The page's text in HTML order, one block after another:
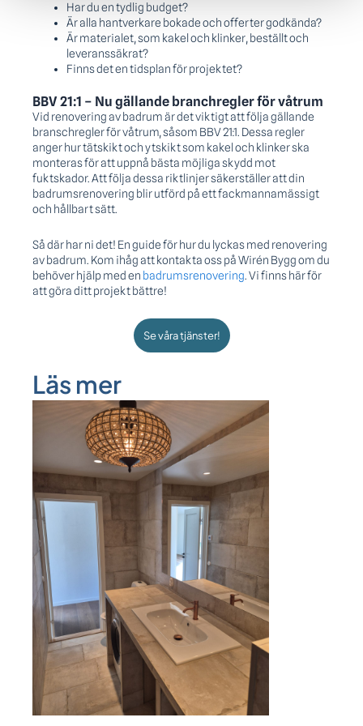
Läs mer
Har du en tydlig budget?
Är alla hantverkare bokade och offerter godkända?
Är materialet, som kakel och klinker, beställt och
leveranssäkrat?
Finns det en tidsplan för projektet?
BBV 21:1 – Nu gällande branchregler för våtrum
Vid renovering av badrum är det viktigt att följa gällande
branschregler för våtrum, såsom BBV 21:1. Dessa regler
anger hur tätskikt och ytskikt som kakel och klinker ska
monteras för att uppnå bästa möjliga skydd mot
fuktskador. Att följa dessa riktlinjer säkerställer att din
badrumsrenovering blir utförd på ett fackmannamässigt
och hållbart sätt.
Så där har ni det! En guide för hur du lyckas med renovering
av badrum. Kom ihåg att kontakta oss på Wirén Bygg om du
behöver hjälp med en badrumsrenovering. Vi finns här för
att göra ditt projekt bättre!
Se våra tjänster!